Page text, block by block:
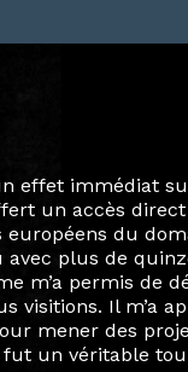
et ma vie
mon année
européen
au-delà de la
à
Helsinki à
ainsi ma
à travers les